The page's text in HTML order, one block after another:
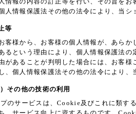
人情報保護法その他の法令により、当
等
客様から、お客様の個人情報が、あら
るという理由により、個人情報保護法
があることが判明した場合には、お客
、個人情報保護法その他の法令により
その他の技術の利用
プのサービスは、Cookie及びこれに類